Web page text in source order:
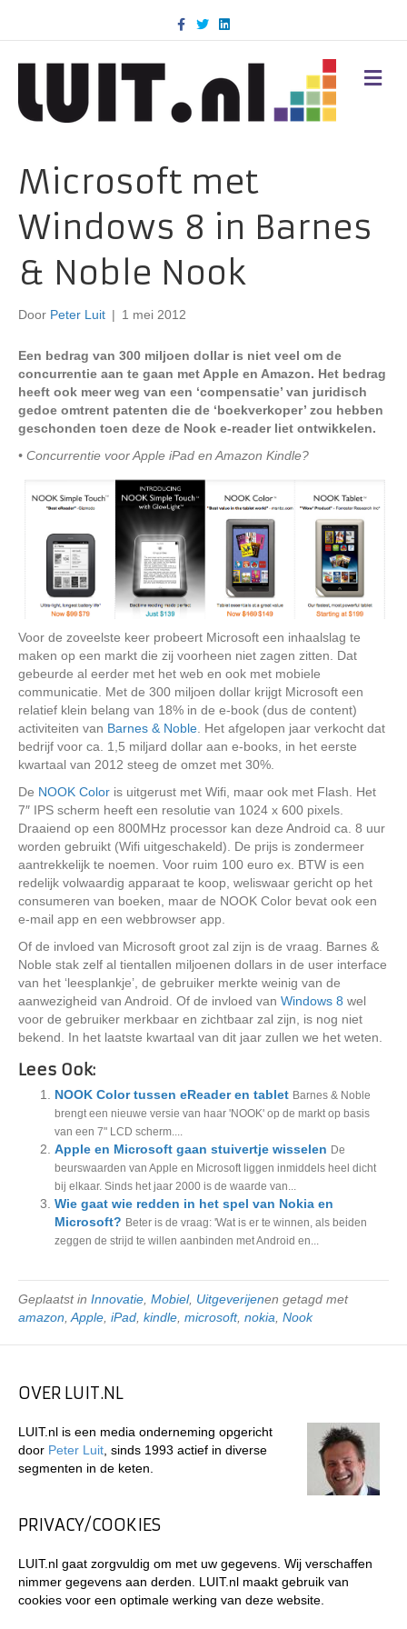
c
k
T
w
i
n
d
M
E
Microsoft met
Windows 8 in Barnes
& Noble Nook
Door Peter Luit | 1 mei 2012
Een bedrag van 300 miljoen dollar is niet veel om de
concurrentie aan te gaan met Apple en Amazon. Het bedrag
heeft ook meer weg van een ‘compensatie’ van juridisch
gedoe omtrent patenten die de ‘boekverkoper’ zou hebben
geschonden toen deze de Nook e-reader liet ontwikkelen.
• Concurrentie voor Apple iPad en Amazon Kindle?
Voor de zoveelste keer probeert Microsoft een inhaalslag te
maken op een markt die zij voorheen niet zagen zitten. Dat
gebeurde al eerder met het web en ook met mobiele
communicatie. Met de 300 miljoen dollar krijgt Microsoft een
relatief klein belang van 18% in de e-book (dus de content)
activiteiten van Barnes & Noble . Het afgelopen jaar verkocht dat
bedrijf voor ca. 1,5 miljard dollar aan e-books, in het eerste
kwartaal van 2012 steeg de omzet met 30%.
De NOOK Color is uitgerust met Wifi, maar ook met Flash. Het
7″ IPS scherm heeft een resolutie van 1024 x 600 pixels.
Draaiend op een 800MHz processor kan deze Android ca. 8 uur
worden gebruikt (Wifi uitgeschakeld). De prijs is zondermeer
aantrekkelijk te noemen. Voor ruim 100 euro ex. BTW is een
redelijk volwaardig apparaat te koop, weliswaar gericht op het
consumeren van boeken, maar de NOOK Color bevat ook een
e-mail app en een webbrowser app.
Of de invloed van Microsoft groot zal zijn is de vraag. Barnes &
Noble stak zelf al tientallen miljoenen dollars in de user interface
van het ‘leesplankje’, de gebruiker merkte weinig van de
aanwezigheid van Android. Of de invloed van Windows 8 wel
voor de gebruiker merkbaar en zichtbaar zal zijn, is nog niet
bekend. In het laatste kwartaal van dit jaar zullen we het weten.
Lees Ook:
NOOK Color tussen eReader en tablet Barnes & Noble
brengt een nieuwe versie van haar 'NOOK' op de markt op basis
van een 7" LCD scherm....
Apple en Microsoft gaan stuivertje wisselen De
beurswaarden van Apple en Microsoft liggen inmiddels heel dicht
bij elkaar. Sinds het jaar 2000 is de waarde van...
Wie gaat wie redden in het spel van Nokia en
Microsoft? Beter is de vraag: 'Wat is er te winnen, als beiden
zeggen de strijd te willen aanbinden met Android en...
Geplaatst in Innovatie Mobiel, Uitgeverijenen getagd met
amazon Apple iPad kindle microsoft, nokia Nook
OVER LUIT.NL
LUIT.nl is een media onderneming opgericht
door Peter Luit , sinds 1993 actief in diverse
segmenten in de keten.
PRIVACY/COOKIES
LUIT.nl gaat zorgvuldig om met uw gegevens. Wij verschaffen
nimmer gegevens aan derden. LUIT.nl maakt gebruik van
cookies voor een optimale werking van deze website.